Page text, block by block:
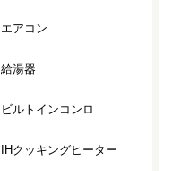
エアコン
給湯器
ビルトインコンロ
IHクッキングヒーター